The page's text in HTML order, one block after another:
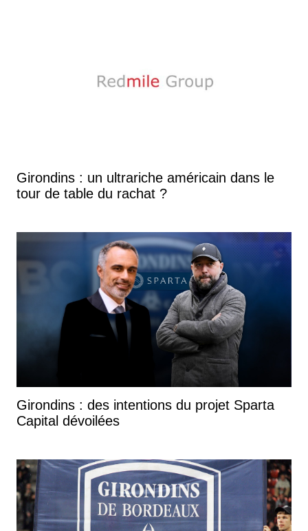
Girondins : un ultrariche américain dans le
tour de table du rachat ?
Girondins : des intentions du projet Sparta
Capital dévoilées